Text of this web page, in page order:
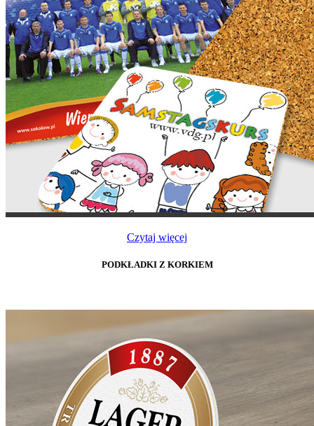
Czytaj więcej
PODKŁADKI Z KORKIEM